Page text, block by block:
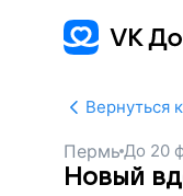
Вернуться
Пермь До 20
Новый